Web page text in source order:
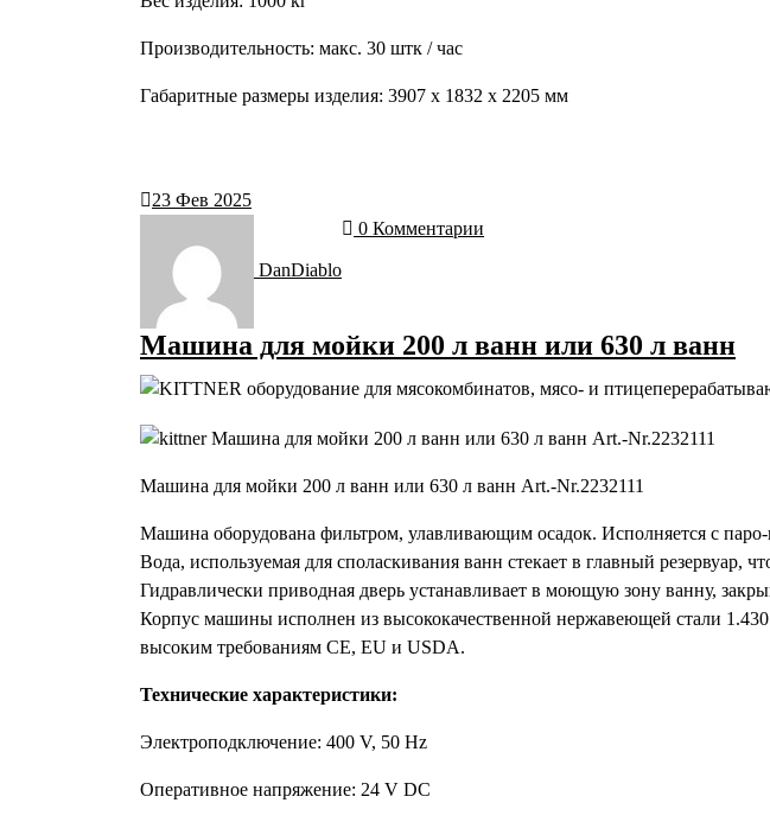
Производительность: макс. 30 штк / час
Габаритные размеры изделия: 3907 x 1832 x 2205 мм
23 Фев 2025
DanDiablo
0 Комментарии
Машина для мойки 200 л ванн или 630 л ванн
Машина для мойки 200 л ванн или 630 л ванн Art.-Nr.2232111
Машина оборудована фильтром, улавливающим осадок. Исполняется с паро-
Вода, используемая для споласкивания ванн стекает в главный резервуар,
Гидравлически приводная дверь устанавливает в моющую зону ванну,
Корпус машины исполнен из высококачественной нержавеющей стали
высоким требованиям CE, EU и USDA.
Технические характеристики:
Электроподключение: 400 V, 50 Hz
Оперативное напряжение: 24 V DC